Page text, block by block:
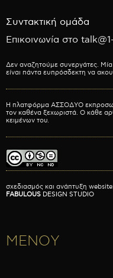
Συντακτική ομάδα
Επικοινωνία στο
Δεν αναζητούμε συνεργάτες.
είναι πάντα ευπρόσδεκτη να
Η πλατφόρμα ΑΣΣΟΔΥΟ
τον καθένα ξεχωριστά. Ο κάθε
κειμένων του.
σχεδιασμός και ανάπτυξη website:
FABULOUS DESIGN STUDIO
ΜΕΝΟΥ